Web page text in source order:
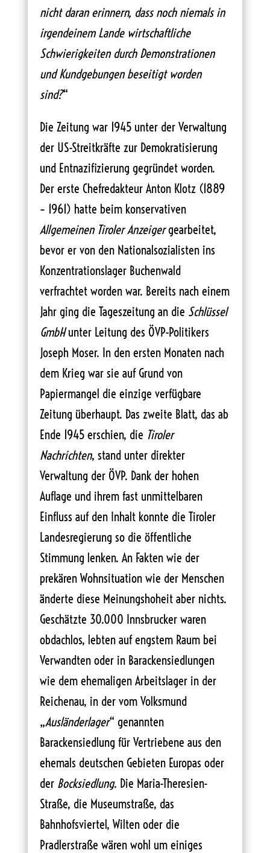
nicht daran erinnern, dass noch niemals in
irgendeinem Lande wirtschaftliche
Schwierigkeiten durch Demonstrationen
und Kundgebungen beseitigt worden
sind?“
Die Zeitung war 1945 unter der Verwaltung
der US-Streitkräfte zur Demokratisierung
und Entnazifizierung gegründet worden.
Der erste Chefredakteur Anton Klotz (1889
– 1961) hatte beim konservativen
Allgemeinen Tiroler Anzeigergearbeitet,
bevor er von den Nationalsozialisten ins
Konzentrationslager Buchenwald
verfrachtet worden war. Bereits nach einem
Jahr ging die Tageszeitung an die Schlüssel
GmbHunter Leitung des ÖVP-Politikers
Joseph Moser. In den ersten Monaten nach
dem Krieg war sie auf Grund von
Papiermangel die einzige verfügbare
Zeitung überhaupt. Das zweite Blatt, das ab
Ende 1945 erschien, die Tiroler
Nachrichten, stand unter direkter
Verwaltung der ÖVP. Dank der hohen
Auflage und ihrem fast unmittelbaren
Einfluss auf den Inhalt konnte die Tiroler
Landesregierung so die öffentliche
Stimmung lenken. An Fakten wie der
prekären Wohnsituation wie der Menschen
änderte diese Meinungshoheit aber nichts.
Geschätzte 30.000 Innsbrucker waren
obdachlos, lebten auf engstem Raum bei
Verwandten oder in Barackensiedlungen
wie dem ehemaligen Arbeitslager in der
Reichenau, in der vom Volksmund
„Ausländerlager“ genannten
Barackensiedlung für Vertriebene aus den
ehemals deutschen Gebieten Europas oder
der Bocksiedlung. Die Maria-Theresien-
Straße, die Museumstraße, das
Bahnhofsviertel, Wilten oder die
Pradlerstraße wären wohl um einiges